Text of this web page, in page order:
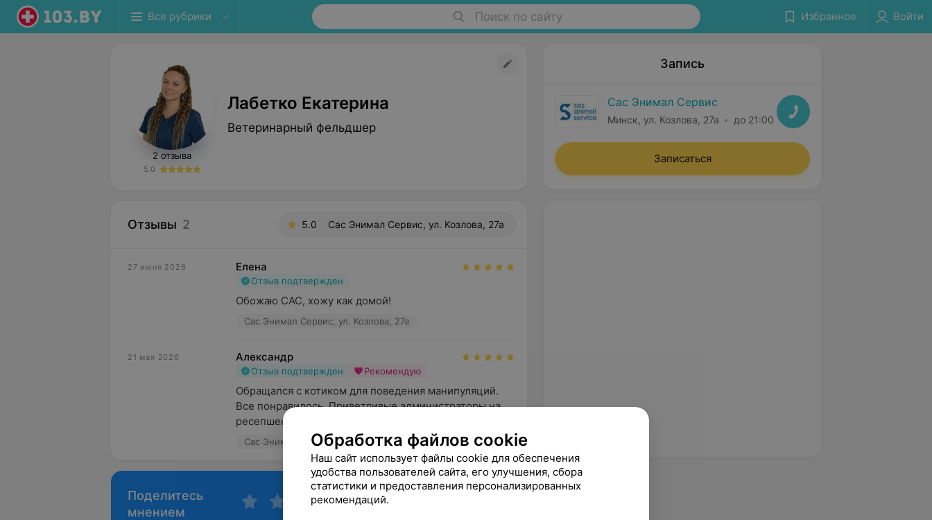
Все рубрики Поиск по сайту Избранное Войти
2 отзыва
5.0
Лабетко Екатерина
Ветеринарный фельдшер
Отзывы 2 5.0 Сас Энимал Сервис, ул. Козлова, 27а
27 июня 2026 Елена
Отзыв подтвержден
Обожаю САС, хожу как домой!
Сас Энимал Сервис, ул. Козлова, 27а
21 мая 2026 Александр
Отзыв подтвержден Рекомендую
Обращался с котиком для поведения манипуляций.
Все понравилось. Приветливые администраторы на
ресепшен быстро помогли ра...
Сас Энимал Сервис, ул. Козлова, 27а
Поделитесь
мнением
Запись
Сас Энимал Сервис
Минск, ул. Козлова, 27а до 21:00
Записаться
Обработка файлов cookie
Наш сайт использует файлы cookie для обеспечения
удобства пользователей сайта, его улучшения, сбора
статистики и предоставления персонализированных
рекомендаций.